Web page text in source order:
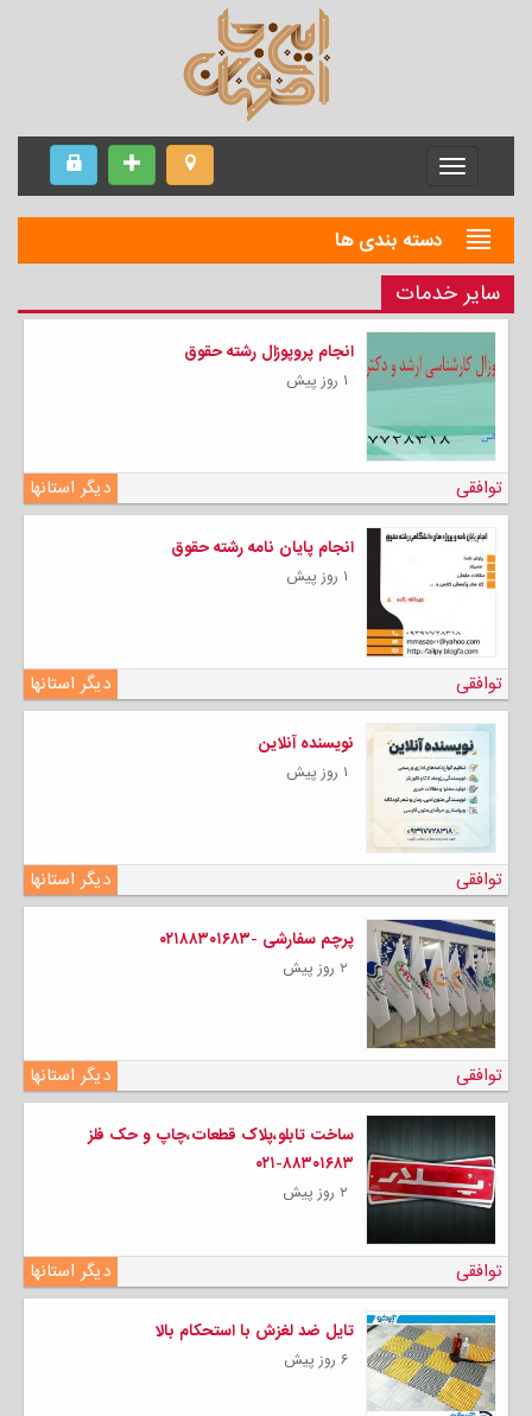
Menu
دسته بندی ها
سایر خدمات
انجام پروپوزال رشته حقوق
۱ روز پیش
دیگر استانها توافقی
انجام پایان نامه رشته حقوق
۱ روز پیش
دیگر استانها توافقی
نویسنده آنلاین
۱ روز پیش
دیگر استانها توافقی
پرچم سفارشی -۰۲۱۸۸۳۰۱۶۸۳
۲ روز پیش
دیگر استانها توافقی
ساخت تابلو،پلاک قطعات،چاپ و حک فلز
۸۸۳۰۱۶۸۳-۰۲۱
۲ روز پیش
دیگر استانها توافقی
تایل ضد لغزش با استحکام بالا
۶ روز پیش